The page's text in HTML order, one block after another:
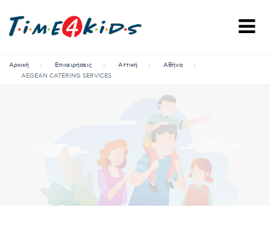
Αρχική Επιχειρήσεις Αττική
Αθήνα
AEGEAN CATERING SERVICES